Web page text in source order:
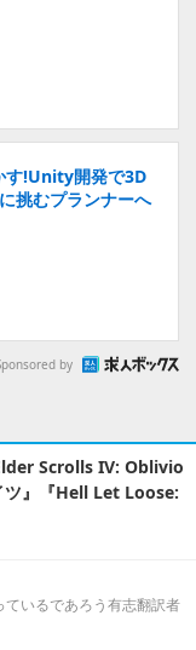
す!Unity開発で3D
挑むプランナーへ
by
Scrolls IV: Oblivio
』『Hell Let Loose:
ているであろう有志翻訳者